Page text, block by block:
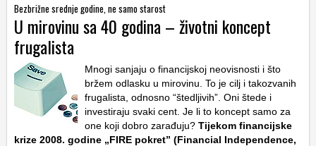
Bezbrižne srednje godine, ne samo starost
U mirovinu sa 40 godina – životni koncept
frugalista
Mnogi sanjaju o financijskoj neovisnosti i što
bržem odlasku u mirovinu. To je cilj i takozvanih
frugalista, odnosno “štedljivih”. Oni štede i
investiraju svaki cent. Je li to koncept samo za
one koji dobro zarađuju? Tijekom financijske
krize 2008. godine „FIRE pokret” (Financial Independence,